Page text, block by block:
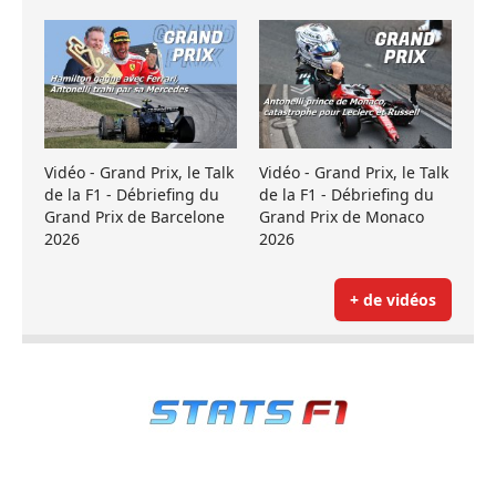
Vidéo - Grand Prix, le Talk
de la F1 - Débriefing du
Grand Prix de Barcelone
2026
Vidéo - Grand Prix, le Talk
de la F1 - Débriefing du
Grand Prix de Monaco
2026
+ de vidéos